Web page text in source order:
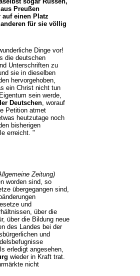
Preußen
einen Platz
für sie völlig
Dinge vor!
die deutschen
Unterschriften zu
sie in dieselben
hervorgehoben,
ein Christ nicht tun
sein werde,
Deutschen, worauf
Petition atmet
heutzutage noch
bisherigen
erreicht. "
Zeitung)
worden sind, so
übergegangen sind,
und
über die
über die Bildung neue
des Landes bei der
und
erledigt angesehen,
wieder in Kraft trat.
nicht